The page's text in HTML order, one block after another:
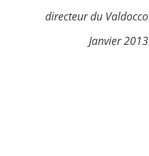
directeur du Valdocco
Janvier 2013